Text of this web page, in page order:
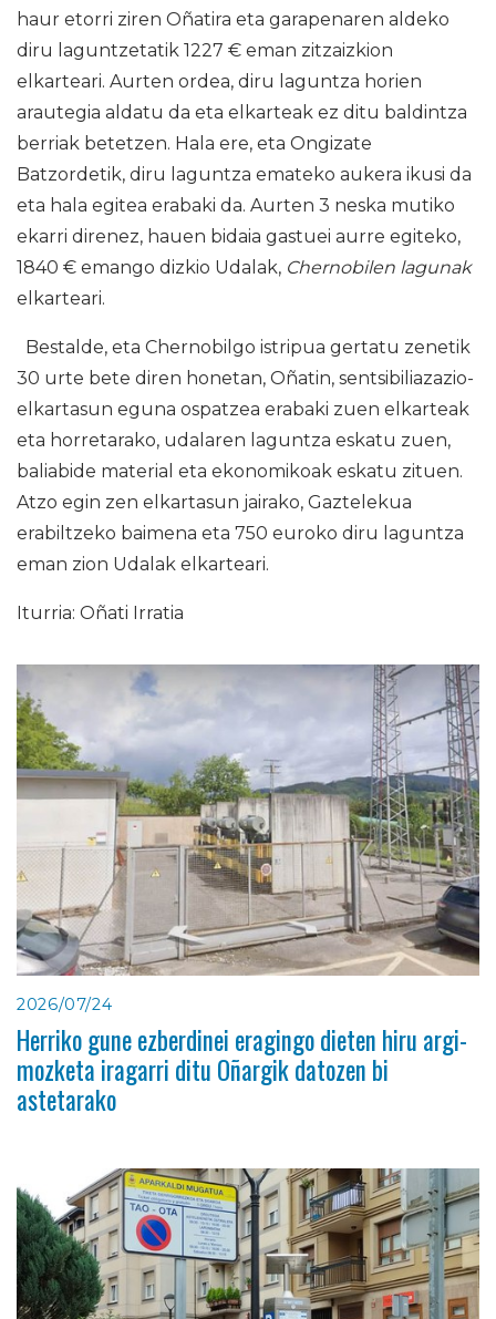
haur etorri ziren Oñatira eta garapenaren aldeko
diru laguntzetatik 1227 € eman zitzaizkion
elkarteari. Aurten ordea, diru laguntza horien
arautegia aldatu da eta elkarteak ez ditu baldintza
berriak betetzen. Hala ere, eta Ongizate
Batzordetik, diru laguntza emateko aukera ikusi da
eta hala egitea erabaki da. Aurten 3 neska mutiko
ekarri direnez, hauen bidaia gastuei aurre egiteko,
1840 € emango dizkio Udalak, Chernobilen lagunak
elkarteari.
Bestalde, eta Chernobilgo istripua gertatu zenetik
30 urte bete diren honetan, Oñatin, sentsibiliazazio-
elkartasun eguna ospatzea erabaki zuen elkarteak
eta horretarako, udalaren laguntza eskatu zuen,
baliabide material eta ekonomikoak eskatu zituen.
Atzo egin zen elkartasun jairako, Gaztelekua
erabiltzeko baimena eta 750 euroko diru laguntza
eman zion Udalak elkarteari.
Iturria: Oñati Irratia
2026/07/24
Herriko gune ezberdinei eragingo dieten hiru argi-
mozketa iragarri ditu Oñargik datozen bi
astetarako